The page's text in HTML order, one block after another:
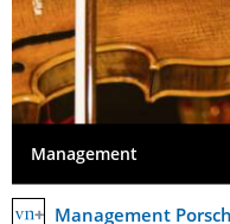
Management
Management